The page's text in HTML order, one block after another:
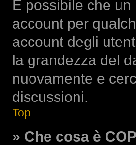
È possibile che
account per
account degli
la grandezza del
nuovamente e
discussioni.
Top
» Che cosa è